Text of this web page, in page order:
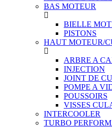
BAS MOTEUR
BIELLE
PISTONS
HAUT MOTEUR/
ARBRE A
INJECTION
JOINT DE
POMPE A
POUSSOIRS
VISSES
INTERCOOLER
TURBO